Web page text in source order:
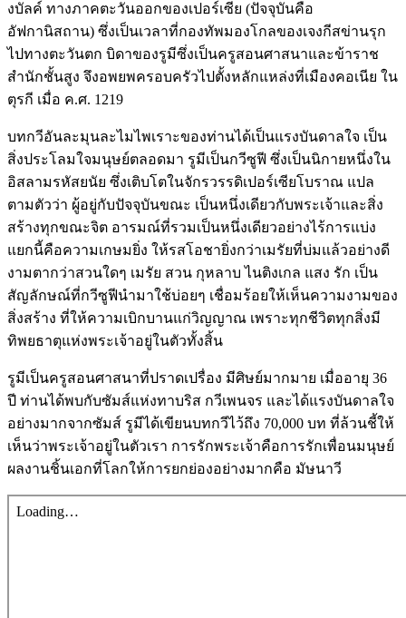
งบัลค์ ทางภาคตะวันออกของเปอร์เซีย (ปัจจุบันคือ
อัฟกานิสถาน) ซึ่งเป็นเวลาที่กองทัพมองโกลของเจงกีสข่านรุก
ไปทางตะวันตก บิดาของรูมีซึ่งเป็นครูสอนศาสนาและข้าราช
สำนักชั้นสูง จึงอพยพครอบครัวไปตั้งหลักแหล่งที่เมืองคอเนีย ใน
ตุรกี เมื่อ ค.ศ. 1219
บทกวีอันละมุนละไมไพเราะของท่านได้เป็นแรงบันดาลใจ เป็น
สิ่งประโลมใจมนุษย์ตลอดมา รูมีเป็นกวีซูฟี ซึ่งเป็นนิกายหนึ่งใน
อิสลามรหัสยนัย ซึ่งเติบโตในจักรวรรดิเปอร์เซียโบราณ แปล
ตามตัวว่า ผู้อยู่กับปัจจุบันขณะ เป็นหนึ่งเดียวกับพระเจ้าและสิ่ง
สร้างทุกขณะจิต อารมณ์ที่รวมเป็นหนึ่งเดียวอย่างไร้การแบ่ง
แยกนี้คือความเกษมยิ่ง ให้รสโอชายิ่งกว่าเมรัยที่บ่มแล้วอย่างดี
งามตากว่าสวนใดๆ เมรัย สวน กุหลาบ ไนติงเกล แสง รัก เป็น
สัญลักษณ์ที่กวีซูฟีนำมาใช้บ่อยๆ เชื่อมร้อยให้เห็นความงามของ
สิ่งสร้าง ที่ให้ความเบิกบานแก่วิญญาณ เพราะทุกชีวิตทุกสิ่งมี
ทิพยธาตุแห่งพระเจ้าอยู่ในตัวทั้งสิ้น
รูมีเป็นครูสอนศาสนาที่ปราดเปรื่อง มีศิษย์มากมาย เมื่ออายุ 36
ปี ท่านได้พบกับซัมส์แห่งทาบริส กวีเพนจร และได้แรงบันดาลใจ
อย่างมากจากซัมส์ รูมีได้เขียนบทกวีไว้ถึง 70,000 บท ที่ล้วนชี้ให้
เห็นว่าพระเจ้าอยู่ในตัวเรา การรักพระเจ้าคือการรักเพื่อนมนุษย์
ผลงานชิ้นเอกที่โลกให้การยกย่องอย่างมากคือ มัษนาวี